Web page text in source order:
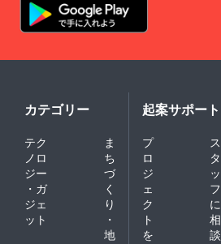
カテゴリー
テク
ノロ
ジー
・ガ
ジェ
ット
ま
ち
づ
く
り
・
地
起案サポート
プ
ロ
ジ
ェ
ク
ト
を
ス
タ
ッ
フ
に
相
談